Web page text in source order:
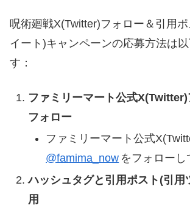
呪術廻戦X(Twitter)フォロー＆引用
イート)キャンペーンの応募方法は
す：
ファミリーマート公式
フォロー
ファミリーマート公式
@famima_now をフォローし
ハッシュタグと引用ポスト(引用
用